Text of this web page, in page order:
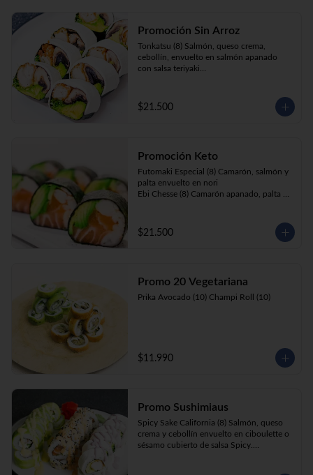
Promoción Sin Arroz
Tonkatsu (8) Salmón, queso crema,
cebollín, envuelto en salmón apanado
con salsa teriyaki
Sake Ebi (8) Camarón, salmón, queso
crema y cebollín envuelto en palta.
$21.500
Promoción Keto
Futomaki Especial (8) Camarón, salmón y
palta envuelto en nori
Ebi Chesse (8) Camarón apanado, palta y
Sake Ebi (8) Camarón, salmón, queso
crema y cebollín envuelto en palta.
$21.500
Promo 20 Vegetariana
Prika Avocado (10) Champi Roll (10)
$11.990
Promo Sushimiaus
Spicy Sake California (8) Salmón, queso
crema y cebollín envuelto en ciboulette o
sésamo cubierto de salsa Spicy.